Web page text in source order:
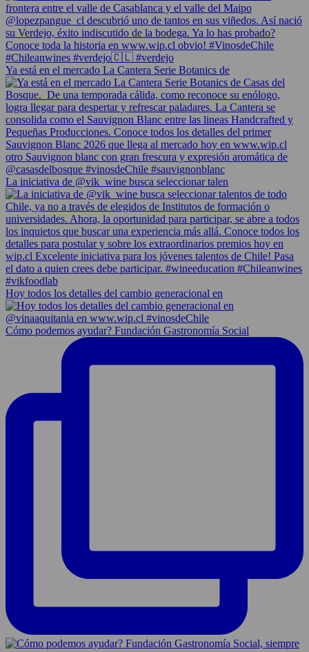
Ya está en el mercado La Cantera Serie Botanics de
La iniciativa de @vik_wine busca seleccionar talen
Hoy todos los detalles del cambio generacional en
Cómo podemos ayudar? Fundación Gastronomía Social